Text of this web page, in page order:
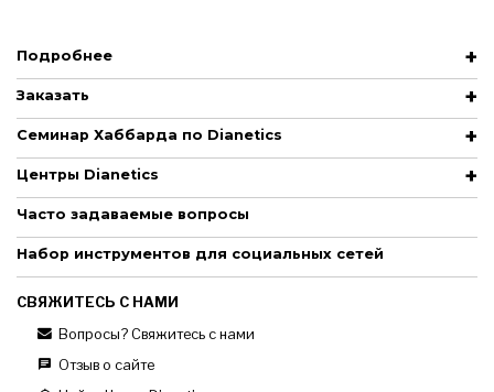
Подробнее
Заказать
Семинар Хаббарда по Dianetics
Центры Dianetics
Часто задаваемые вопросы
Набор инструментов для социальных сетей
СВЯЖИТЕСЬ С НАМИ
Вопросы? Свяжитесь с нами
Отзыв о сайте